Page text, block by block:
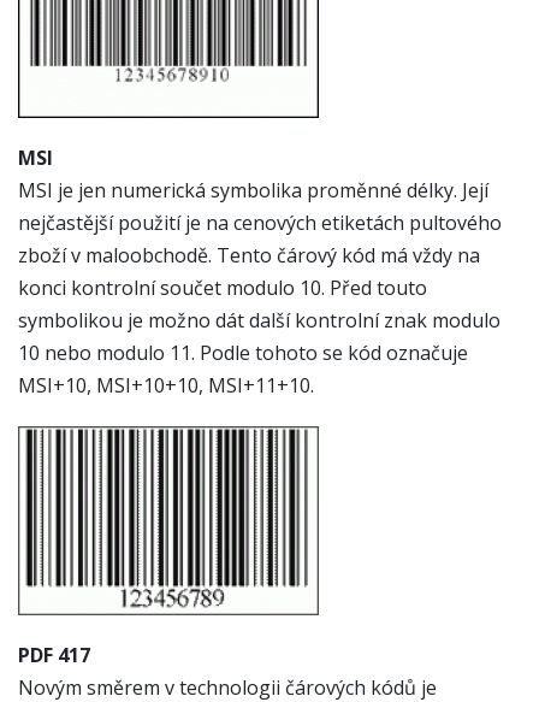
MSI
MSI je jen numerická symbolika proměnné délky. Její
nejčastější použití je na cenových etiketách pultového
zboží v maloobchodě. Tento čárový kód má vždy na
konci kontrolní součet modulo 10. Před touto
symbolikou je možno dát další kontrolní znak modulo
10 nebo modulo 11. Podle tohoto se kód označuje
MSI+10, MSI+10+10, MSI+11+10.
PDF 417
Novým směrem v technologii čárových kódů je